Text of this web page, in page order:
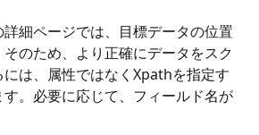
細ページでは、目標データの位置
のため、より正確にデータをスク
には、属性ではなくXpathを指定す
す。必要に応じて、フィールド名が